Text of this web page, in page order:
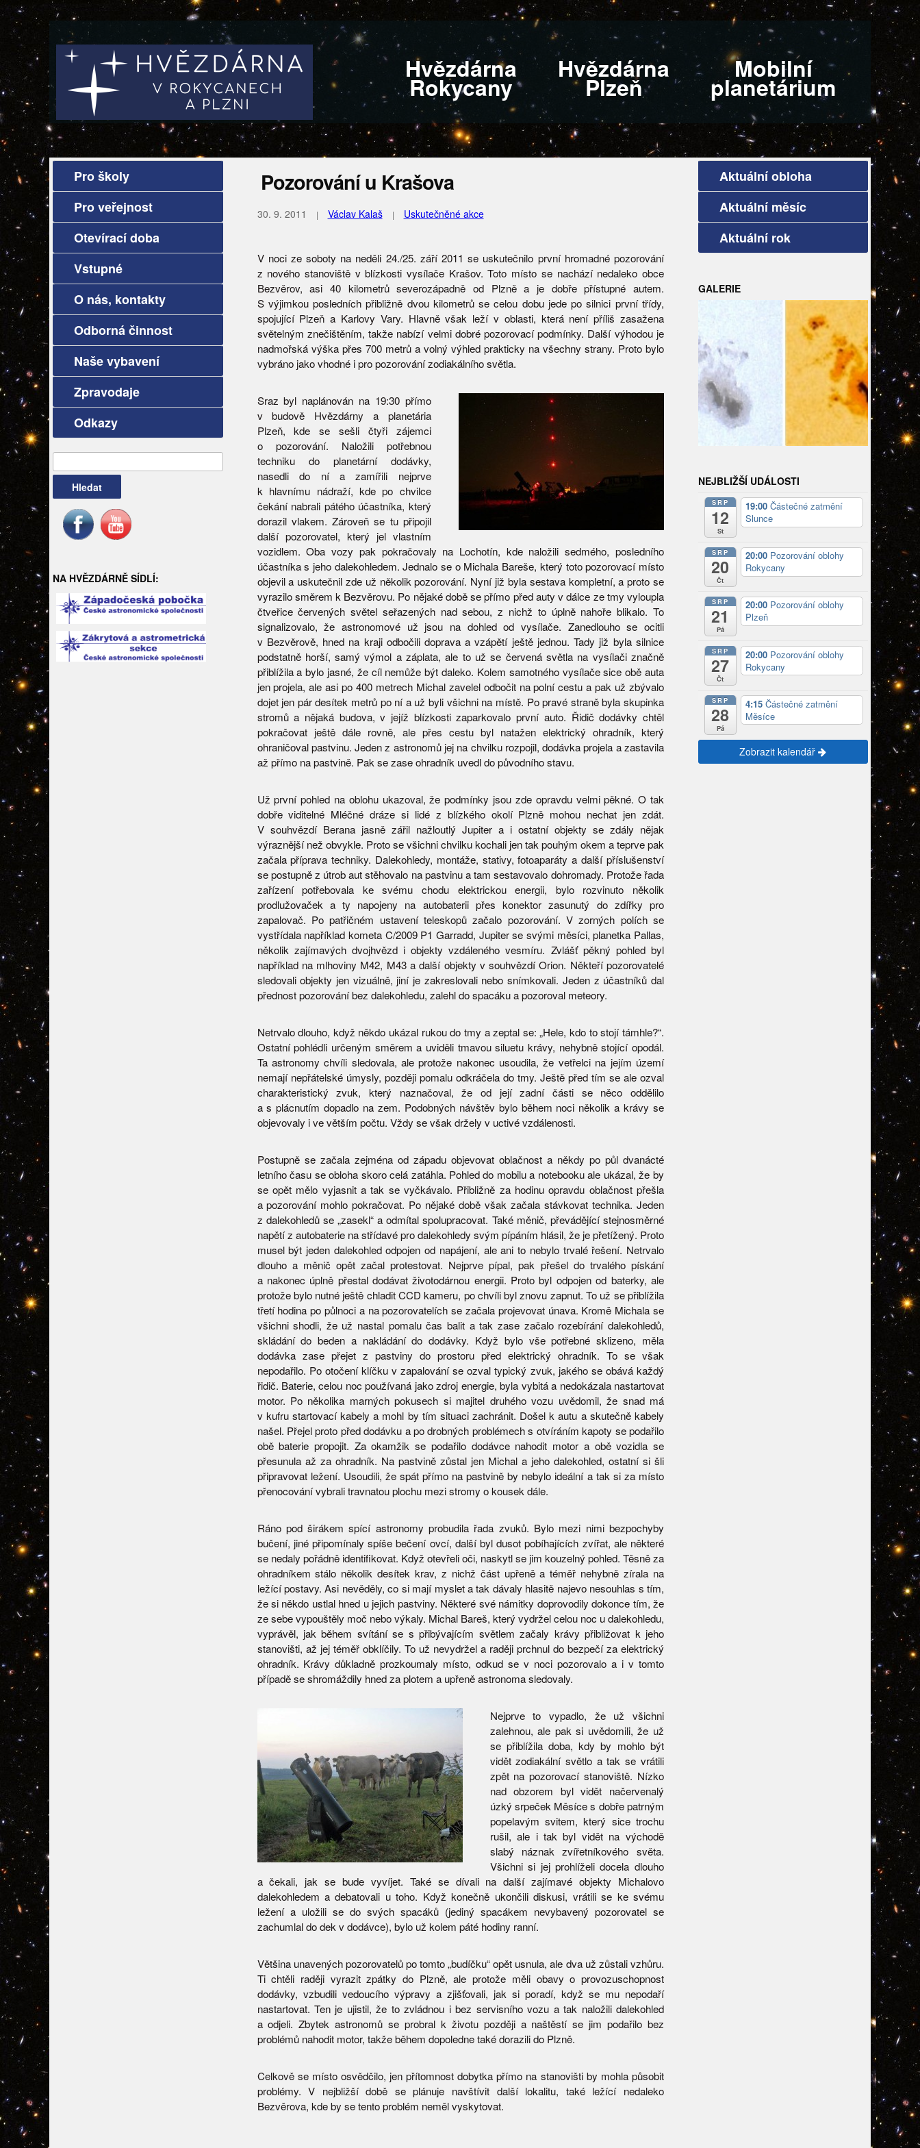
Hvězdárna
Rokycany
Hvězdárna
Plzeň
Mobilní
planetárium
Pro školy
Pro veřejnost
Otevírací doba
Vstupné
O nás, kontakty
Odborná činnost
Naše vybavení
Zpravodaje
Odkazy
NA HVĚZDÁRNĚ SÍDLÍ:
Pozorování u Krašova
30. 9. 2011 Václav Kalaš Uskutečněné akce
V noci ze soboty na neděli 24./25. září 2011 se uskutečnilo první hromadné pozorování
z nového stanoviště v blízkosti vysílače Krašov. Toto místo se nachází nedaleko obce
Bezvěrov, asi 40 kilometrů severozápadně od Plzně a je dobře přístupné autem.
S výjimkou posledních přibližně dvou kilometrů se celou dobu jede po silnici první třídy,
spojující Plzeň a Karlovy Vary. Hlavně však leží v oblasti, která není příliš zasažena
světelným znečištěním, takže nabízí velmi dobré pozorovací podmínky. Další výhodou je
nadmořská výška přes 700 metrů a volný výhled prakticky na všechny strany. Proto bylo
vybráno jako vhodné i pro pozorování zodiakálního světla.
Sraz byl naplánován na 19:30 přímo
v budově Hvězdárny a planetária
Plzeň, kde se sešli čtyři zájemci
o pozorování. Naložili potřebnou
techniku do planetární dodávky,
nasedli do ní a zamířili nejprve
k hlavnímu nádraží, kde po chvilce
čekání nabrali pátého účastníka, který
dorazil vlakem. Zároveň se tu připojil
další pozorovatel, který jel vlastním
vozidlem. Oba vozy pak pokračovaly na Lochotín, kde naložili sedmého, posledního
účastníka s jeho dalekohledem. Jednalo se o Michala Bareše, který toto pozorovací místo
objevil a uskutečnil zde už několik pozorování. Nyní již byla sestava kompletní, a proto se
vyrazilo směrem k Bezvěrovu. Po nějaké době se přímo před auty v dálce ze tmy vyloupla
čtveřice červených světel seřazených nad sebou, z nichž to úplně nahoře blikalo. To
signalizovalo, že astronomové už jsou na dohled od vysílače. Zanedlouho se ocitli
v Bezvěrově, hned na kraji odbočili doprava a vzápětí ještě jednou. Tady již byla silnice
podstatně horší, samý výmol a záplata, ale to už se červená světla na vysílači značně
přiblížila a bylo jasné, že cíl nemůže být daleko. Kolem samotného vysílače sice obě auta
jen projela, ale asi po 400 metrech Michal zavelel odbočit na polní cestu a pak už zbývalo
dojet jen pár desítek metrů po ní a už byli všichni na místě. Po pravé straně byla skupinka
stromů a nějaká budova, v jejíž blízkosti zaparkovalo první auto. Řidič dodávky chtěl
pokračovat ještě dále rovně, ale přes cestu byl natažen elektrický ohradník, který
ohraničoval pastvinu. Jeden z astronomů jej na chvilku rozpojil, dodávka projela a zastavila
až přímo na pastvině. Pak se zase ohradník uvedl do původního stavu.
Už první pohled na oblohu ukazoval, že podmínky jsou zde opravdu velmi pěkné. O tak
dobře viditelné Mléčné dráze si lidé z blízkého okolí Plzně mohou nechat jen zdát.
V souhvězdí Berana jasně zářil nažloutlý Jupiter a i ostatní objekty se zdály nějak
výraznější než obvykle. Proto se všichni chvilku kochali jen tak pouhým okem a teprve pak
začala příprava techniky. Dalekohledy, montáže, stativy, fotoaparáty a další příslušenství
se postupně z útrob aut stěhovalo na pastvinu a tam sestavovalo dohromady. Protože řada
zařízení potřebovala ke svému chodu elektrickou energii, bylo rozvinuto několik
prodlužovaček a ty napojeny na autobaterii přes konektor zasunutý do zdířky pro
zapalovač. Po patřičném ustavení teleskopů začalo pozorování. V zorných polích se
vystřídala například kometa C/2009 P1 Garradd, Jupiter se svými měsíci, planetka Pallas,
několik zajímavých dvojhvězd i objekty vzdáleného vesmíru. Zvlášť pěkný pohled byl
například na mlhoviny M42, M43 a další objekty v souhvězdí Orion. Někteří pozorovatelé
sledovali objekty jen vizuálně, jiní je zakreslovali nebo snímkovali. Jeden z účastníků dal
přednost pozorování bez dalekohledu, zalehl do spacáku a pozoroval meteory.
Netrvalo dlouho, když někdo ukázal rukou do tmy a zeptal se: „Hele, kdo to stojí támhle?“.
Ostatní pohlédli určeným směrem a uviděli tmavou siluetu krávy, nehybně stojící opodál.
Ta astronomy chvíli sledovala, ale protože nakonec usoudila, že vetřelci na jejím území
nemají nepřátelské úmysly, později pomalu odkráčela do tmy. Ještě před tím se ale ozval
charakteristický zvuk, který naznačoval, že od její zadní části se něco oddělilo
a s plácnutím dopadlo na zem. Podobných návštěv bylo během noci několik a krávy se
objevovaly i ve větším počtu. Vždy se však držely v uctivé vzdálenosti.
Postupně se začala zejména od západu objevovat oblačnost a někdy po půl dvanácté
letního času se obloha skoro celá zatáhla. Pohled do mobilu a notebooku ale ukázal, že by
se opět mělo vyjasnit a tak se vyčkávalo. Přibližně za hodinu opravdu oblačnost přešla
a pozorování mohlo pokračovat. Po nějaké době však začala stávkovat technika. Jeden
z dalekohledů se „zasekl“ a odmítal spolupracovat. Také měnič, převádějící stejnosměrné
napětí z autobaterie na střídavé pro dalekohledy svým pípáním hlásil, že je přetížený. Proto
musel být jeden dalekohled odpojen od napájení, ale ani to nebylo trvalé řešení. Netrvalo
dlouho a měnič opět začal protestovat. Nejprve pípal, pak přešel do trvalého pískání
a nakonec úplně přestal dodávat životodárnou energii. Proto byl odpojen od baterky, ale
protože bylo nutné ještě chladit CCD kameru, po chvíli byl znovu zapnut. To už se přiblížila
třetí hodina po půlnoci a na pozorovatelích se začala projevovat únava. Kromě Michala se
všichni shodli, že už nastal pomalu čas balit a tak zase začalo rozebírání dalekohledů,
skládání do beden a nakládání do dodávky. Když bylo vše potřebné sklizeno, měla
dodávka zase přejet z pastviny do prostoru před elektrický ohradník. To se však
nepodařilo. Po otočení klíčku v zapalování se ozval typický zvuk, jakého se obává každý
řidič. Baterie, celou noc používaná jako zdroj energie, byla vybitá a nedokázala nastartovat
motor. Po několika marných pokusech si majitel druhého vozu uvědomil, že snad má
v kufru startovací kabely a mohl by tím situaci zachránit. Došel k autu a skutečně kabely
našel. Přejel proto před dodávku a po drobných problémech s otvíráním kapoty se podařilo
obě baterie propojit. Za okamžik se podařilo dodávce nahodit motor a obě vozidla se
přesunula až za ohradník. Na pastvině zůstal jen Michal a jeho dalekohled, ostatní si šli
připravovat ležení. Usoudili, že spát přímo na pastvině by nebylo ideální a tak si za místo
přenocování vybrali travnatou plochu mezi stromy o kousek dále.
Ráno pod širákem spící astronomy probudila řada zvuků. Bylo mezi nimi bezpochyby
bučení, jiné připomínaly spíše bečení ovcí, další byl dusot pobíhajících zvířat, ale některé
se nedaly pořádně identifikovat. Když otevřeli oči, naskytl se jim kouzelný pohled. Těsně za
ohradníkem stálo několik desítek krav, z nichž část upřeně a téměř nehybně zírala na
ležící postavy. Asi nevěděly, co si mají myslet a tak dávaly hlasitě najevo nesouhlas s tím,
že si někdo ustlal hned u jejich pastviny. Některé své námitky doprovodily dokonce tím, že
ze sebe vypouštěly moč nebo výkaly. Michal Bareš, který vydržel celou noc u dalekohledu,
vyprávěl, jak během svítání se s přibývajícím světlem začaly krávy přibližovat k jeho
stanovišti, až jej téměř obklíčily. To už nevydržel a raději prchnul do bezpečí za elektrický
ohradník. Krávy důkladně prozkoumaly místo, odkud se v noci pozorovalo a i v tomto
případě se shromáždily hned za plotem a upřeně astronoma sledovaly.
Nejprve to vypadlo, že už všichni
zalehnou, ale pak si uvědomili, že už
se přiblížila doba, kdy by mohlo být
vidět zodiakální světlo a tak se vrátili
zpět na pozorovací stanoviště. Nízko
nad obzorem byl vidět načervenalý
úzký srpeček Měsíce s dobře patrným
popelavým svitem, který sice trochu
rušil, ale i tak byl vidět na východě
slabý náznak zvířetníkového světa.
Všichni si jej prohlíželi docela dlouho
a čekali, jak se bude vyvíjet. Také se dívali na další zajímavé objekty Michalovo
dalekohledem a debatovali u toho. Když konečně ukončili diskusi, vrátili se ke svému
ležení a uložili se do svých spacáků (jediný spacákem nevybavený pozorovatel se
zachumlal do dek v dodávce), bylo už kolem páté hodiny ranní.
Většina unavených pozorovatelů po tomto „budíčku“ opět usnula, ale dva už zůstali vzhůru.
Ti chtěli raději vyrazit zpátky do Plzně, ale protože měli obavy o provozuschopnost
dodávky, vzbudili vedoucího výpravy a zjišťovali, jak si poradí, když se mu nepodaří
nastartovat. Ten je ujistil, že to zvládnou i bez servisního vozu a tak naložili dalekohled
a odjeli. Zbytek astronomů se probral k životu později a naštěstí se jim podařilo bez
problémů nahodit motor, takže během dopoledne také dorazili do Plzně.
Celkově se místo osvědčilo, jen přítomnost dobytka přímo na stanovišti by mohla působit
problémy. V nejbližší době se plánuje navštívit další lokalitu, také ležící nedaleko
Bezvěrova, kde by se tento problém neměl vyskytovat.
Aktuální obloha
Aktuální měsíc
Aktuální rok
GALERIE
NEJBLIŽŠÍ UDÁLOSTI
SRP
12
St
19:00 Částečné zatmění
Slunce
SRP
20
Čt
20:00 Pozorování oblohy
Rokycany
SRP
21
Pá
20:00 Pozorování oblohy
Plzeň
SRP
27
Čt
20:00 Pozorování oblohy
Rokycany
SRP
28
Pá
4:15 Částečné zatmění
Měsíce
Zobrazit kalendář